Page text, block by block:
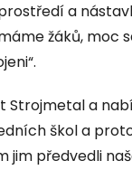
a
žáků, moc
Strojmetal a
škol a
jim předvedli